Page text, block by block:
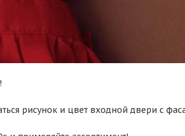
рисунок и цвет входной двери с